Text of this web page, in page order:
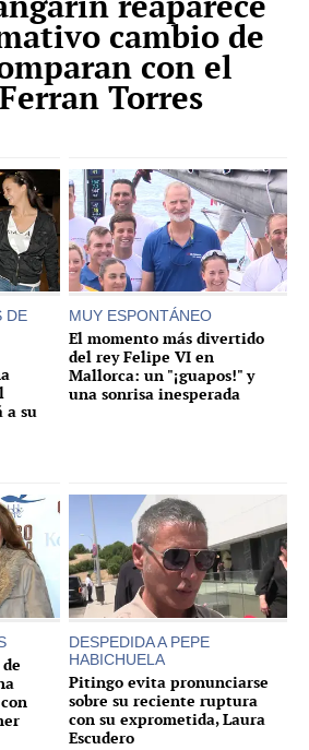
cambio de
con el
Torres
DE
a su
MUY ESPONTÁNEO
El momento más divertido
del rey Felipe VI en
Mallorca: un "¡guapos!" y
una sonrisa inesperada
DESPEDIDA A PEPE
HABICHUELA
Pitingo evita pronunciarse
sobre su reciente ruptura
con su exprometida, Laura
Escudero